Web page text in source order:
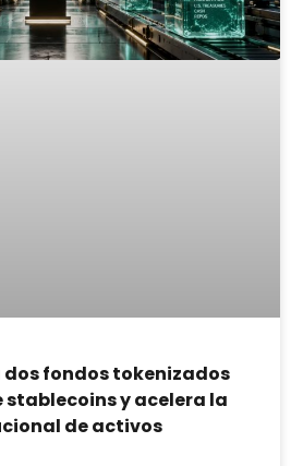
dos fondos tokenizados
stablecoins y acelera la
de activos